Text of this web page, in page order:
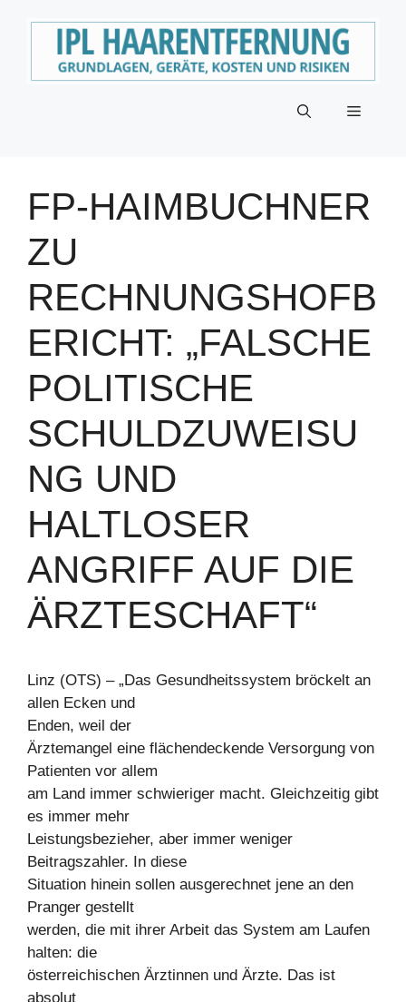
Menü
FP-HAIMBUCHNER
ZU
RECHNUNGSHOFB
ERICHT: „FALSCHE
POLITISCHE
SCHULDZUWEISU
NG UND
HALTLOSER
ANGRIFF AUF DIE
ÄRZTESCHAFT“
Linz (OTS) – „Das Gesundheitssystem bröckelt an
allen Ecken und
Enden, weil der
Ärztemangel eine flächendeckende Versorgung von
Patienten vor allem
am Land immer schwieriger macht. Gleichzeitig gibt
es immer mehr
Leistungsbezieher, aber immer weniger
Beitragszahler. In diese
Situation hinein sollen ausgerechnet jene an den
Pranger gestellt
werden, die mit ihrer Arbeit das System am Laufen
halten: die
österreichischen Ärztinnen und Ärzte. Das ist
absolut